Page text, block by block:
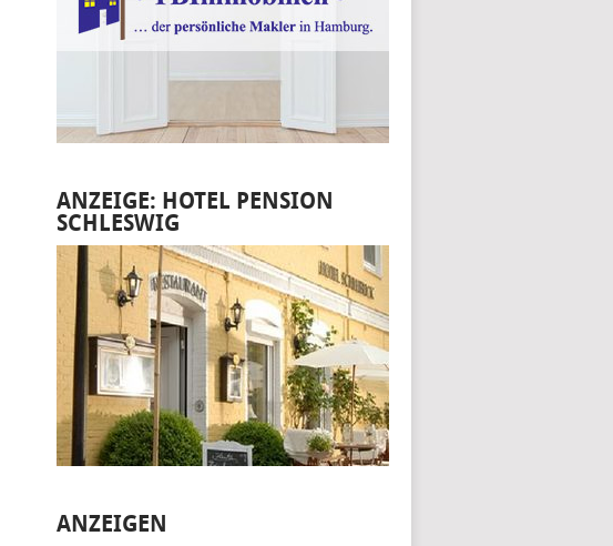
ANZEIGE: HOTEL PENSION
SCHLESWIG
ANZEIGEN